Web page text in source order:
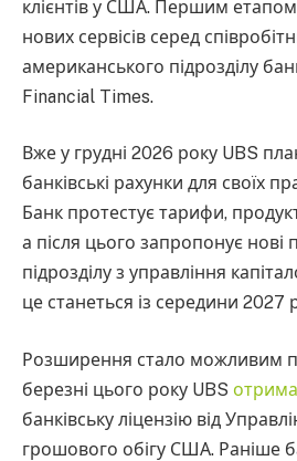
клієнтів у США. Першим етапом
нових сервісів серед
американського підрозділу
Financial Times.
Вже у грудні 2026 року UBS
банківські рахунки для своїх
Банк протестує тарифи,
а після цього запропонує нові
підрозділу з управління
це станеться із середини 2027
Розширення стало можливим
березні цього року UBS
банківську ліцензію від
грошового обігу США. Раніше